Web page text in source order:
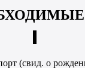
(свид. о